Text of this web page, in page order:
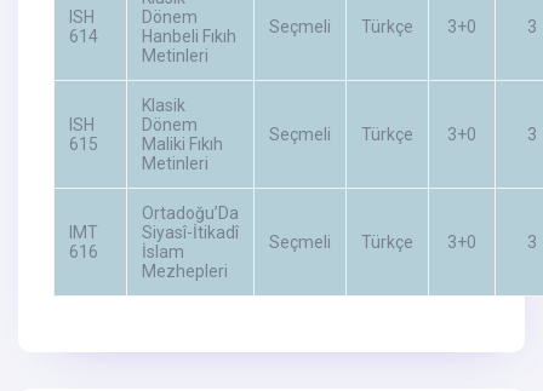
ISH
614
Dönem
Hanbeli Fıkıh
Metinleri
Seçmeli Türkçe 3+0 3
ISH
615
Klasik
Dönem
Maliki Fıkıh
Metinleri
Seçmeli Türkçe 3+0 3
IMT
616
Ortadoğu’Da
Siyasî-İtikadî
İslam
Mezhepleri
Seçmeli Türkçe 3+0 3